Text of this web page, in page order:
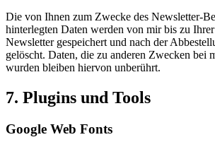
Die von Ihnen zum Zwecke des Newsletter-
hinterlegten Daten werden von mir bis zu
Newsletter gespeichert und nach der
gelöscht. Daten, die zu anderen Zwecken bei
wurden bleiben hiervon unberührt.
7. Plugins und Tools
Google Web Fonts